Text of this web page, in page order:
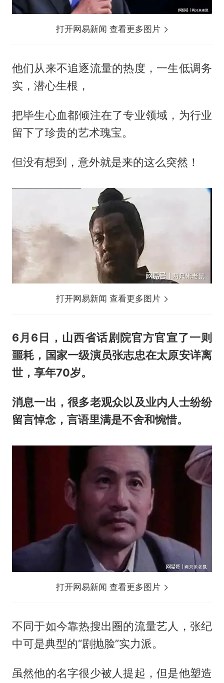
打开网易新闻 查看更多图片
他们从来不追逐流量的热度，一生低调务
实，潜心生根，
把毕生心血都倾注在了专业领域，为行业
留下了珍贵的艺术瑰宝。
但没有想到，意外就是来的这么突然！
打开网易新闻 查看更多图片
6月6日，山西省话剧院官方官宣了一则
噩耗，国家一级演员张志忠在太原安详离
世，享年70岁。
消息一出，很多老观众以及业内人士纷纷
留言悼念，言语里满是不舍和惋惜。
打开网易新闻 查看更多图片
不同于如今靠热搜出圈的流量艺人，张纪
中可是典型的“剧抛脸”实力派。
虽然他的名字很少被人提起，但是他塑造